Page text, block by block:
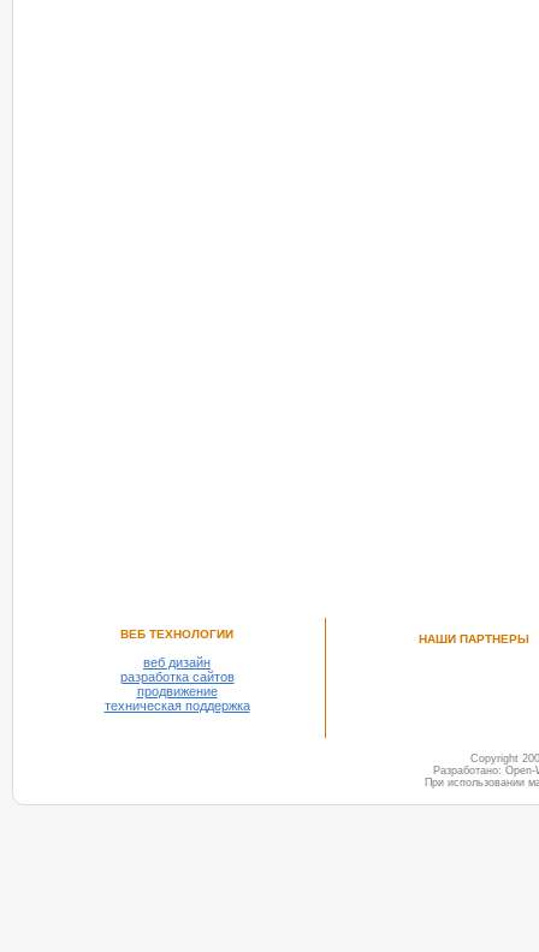
ВЕБ ТЕХНОЛОГИИ
веб дизайн
разработка сайтов
продвижение
техническая поддержка
НАШИ ПАРТНЕРЫ
Copyright
Разработано:
При использовании